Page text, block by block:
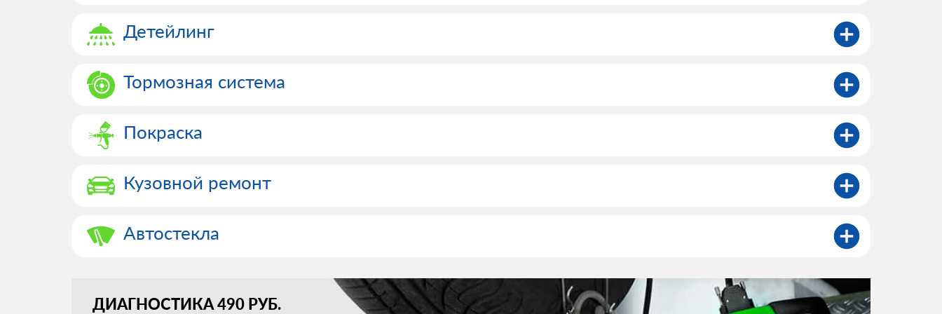
Детейлинг
Тормозная система
Покраска
Кузовной ремонт
Автостекла
ДИАГНОСТИКА 490 РУБ.